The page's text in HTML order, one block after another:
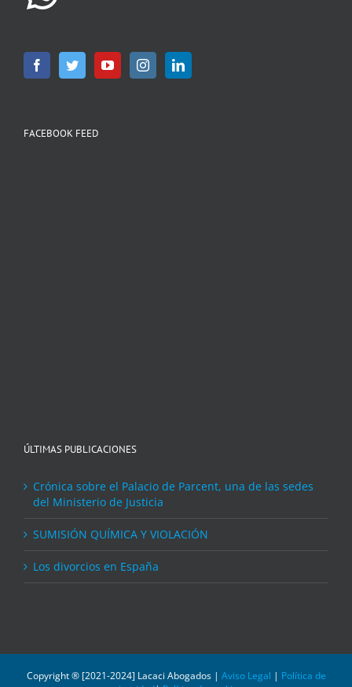
FACEBOOK FEED
ÚLTIMAS PUBLICACIONES
Crónica sobre el Palacio de Parcent, una de las sedes
del Ministerio de Justicia
SUMISIÓN QUÍMICA Y VIOLACIÓN
Los divorcios en España
Copyright ® [2021-2024] Lacaci Abogados | Aviso Legal | Política de